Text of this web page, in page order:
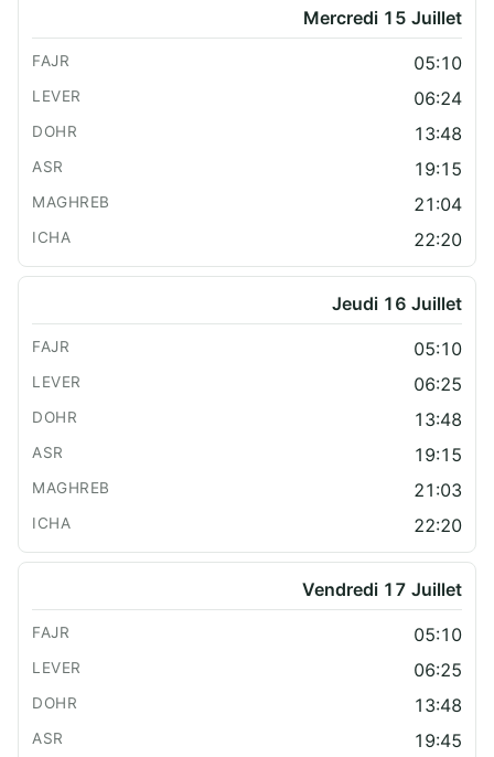
Mercredi 15 Juillet
05:10
06:24
13:48
19:15
21:04
22:20
Jeudi 16 Juillet
05:10
06:25
13:48
19:15
21:03
22:20
Vendredi 17 Juillet
05:10
06:25
13:48
19:45